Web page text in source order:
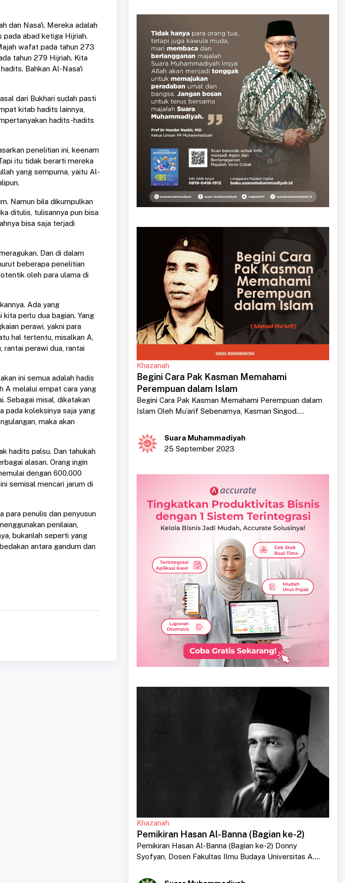
dan Nasa'i. Mereka adalah
pada abad ketiga Hijriah.
wafat pada tahun 273
tahun 279 Hijriah. Kita
Bahkan Al-Nasa'i
dari Bukhari sudah pasti
kitab hadits lainnya,
hadits-hadits
penelitian ini, keenam
itu tidak berarti mereka
yang sempurna, yaitu Al-
Namun bila dikumpulkan
ditulis, tulisannya pun bisa
bisa saja terjadi
Dan di dalam
beberapa penelitian
oleh para ulama di
Ada yang
perlu dua bagian. Yang
perawi, yakni para
hal tertentu, misalkan A,
rantai perawi dua, rantai
ini semua adalah hadis
A melalui empat cara yang
Sebagai misal, dikatakan
pada koleksinya saja yang
maka akan
hadits palsu. Dan tahukah
alasan. Orang ingin
dengan 600.000
semisal mencari jarum di
para penulis dan penyusun
penilaian,
bukanlah seperti yang
antara gandum dan
Khazanah
Begini Cara Pak Kasman Memahami
Perempuan dalam Islam
Begini Cara Pak Kasman Memahami Perempuan dalam
Islam Oleh Mu’arif Sebenarnya, Kasman Singod....
Suara Muhammadiyah
25 September 2023
Khazanah
Pemikiran Hasan Al-Banna (Bagian ke-2)
Pemikiran Hasan Al-Banna (Bagian ke-2) Donny
Syofyan, Dosen Fakultas Ilmu Budaya Universitas A....